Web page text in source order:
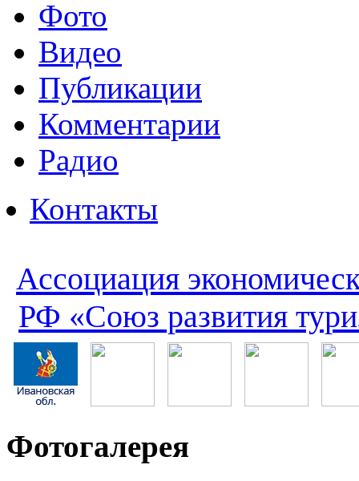
Фото
Видео
Публикации
Комментарии
Радио
Контакты
Ассоциация
РФ «Союз развития
Фотогалерея